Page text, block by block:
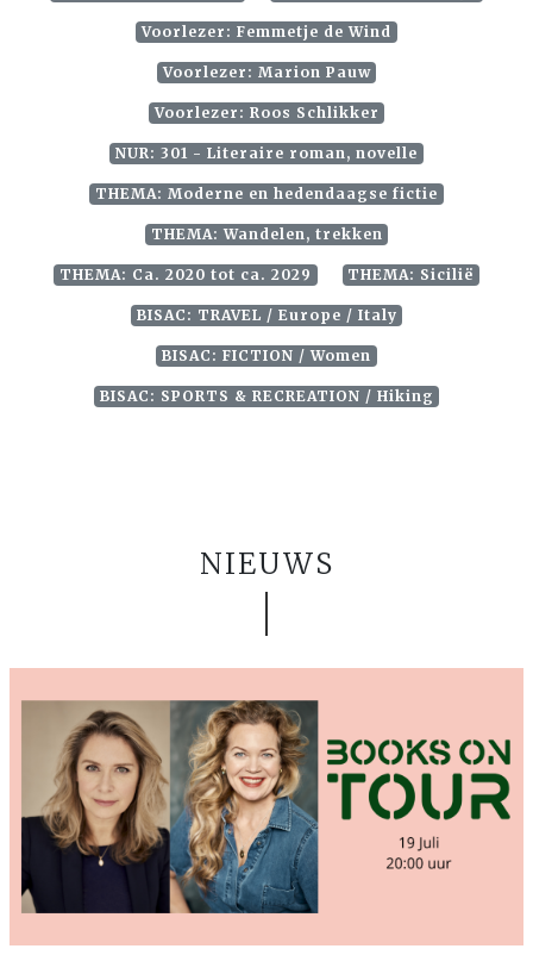
Voorlezer: Femmetje de Wind
Voorlezer: Marion Pauw
Voorlezer: Roos Schlikker
NUR: 301 - Literaire roman, novelle
THEMA: Moderne en hedendaagse fictie
THEMA: Wandelen, trekken
THEMA: Ca. 2020 tot ca. 2029 THEMA: Sicilië
BISAC: TRAVEL / Europe / Italy
BISAC: FICTION / Women
BISAC: SPORTS & RECREATION / Hiking
NIEUWS